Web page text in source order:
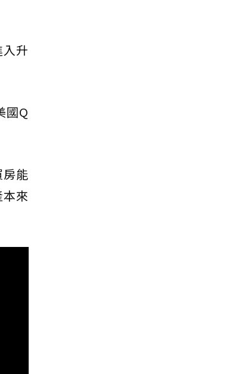
升
國Q
能
來